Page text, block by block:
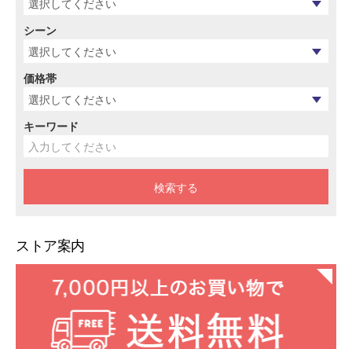
シーン
価格帯
キーワード
ストア案内